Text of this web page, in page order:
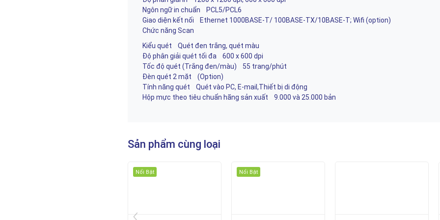
Ngôn ngữ in chuẩn PCL5/PCL6
Giao diện kết nối Ethernet 1000BASE-T/ 100BASE-TX/10BASE-T; Wifi (option)
Chức năng Scan
Kiểu quét Quét đen trắng, quét màu
Độ phân giải quét tối đa 600 x 600 dpi
Tốc độ quét (Trắng đen/màu) 55 trang/phút
Đèn quét 2 mặt (Option)
Tính năng quét Quét vào PC, E-mail,Thiết bị di động
Hộp mực theo tiêu chuẩn hãng sản xuất 9.000 và 25.000 bản
Sản phẩm cùng loại
Nổi Bật Nổi Bật